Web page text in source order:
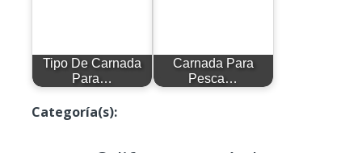
Tipo De Carnada
Para…
Carnada Para
Pesca…
Categoría(s):Carnada Para Pescar